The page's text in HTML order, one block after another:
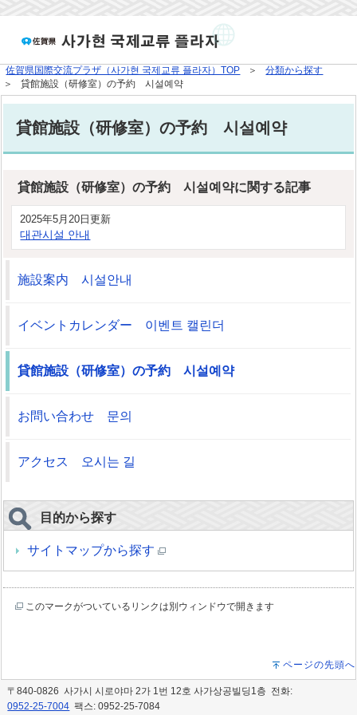
佐賀県国際交流プラザ（사가현 국제교류 플라자）TOP
分類から探す
貸館施設（研修室）の予約 시설예약
貸館施設（研修室）の予約 시설예약
貸館施設（研修室）の予約 시설예약に関する記事
2025年5月20日更新
대관시설 안내
施設案内 시설안내
イベントカレンダー 이벤트 캘린더
貸館施設（研修室）の予約 시설예약
お問い合わせ 문의
アクセス 오시는 길
目的から探す
サイトマップから探す
このマークがついているリンクは別ウィンドウで開きます
ページの先頭へ
〒840-0826 사가시 시로야마 2가 1번 12호 사가상공빌딩1층 전화:
0952-25-7004 팩스: 0952-25-7084